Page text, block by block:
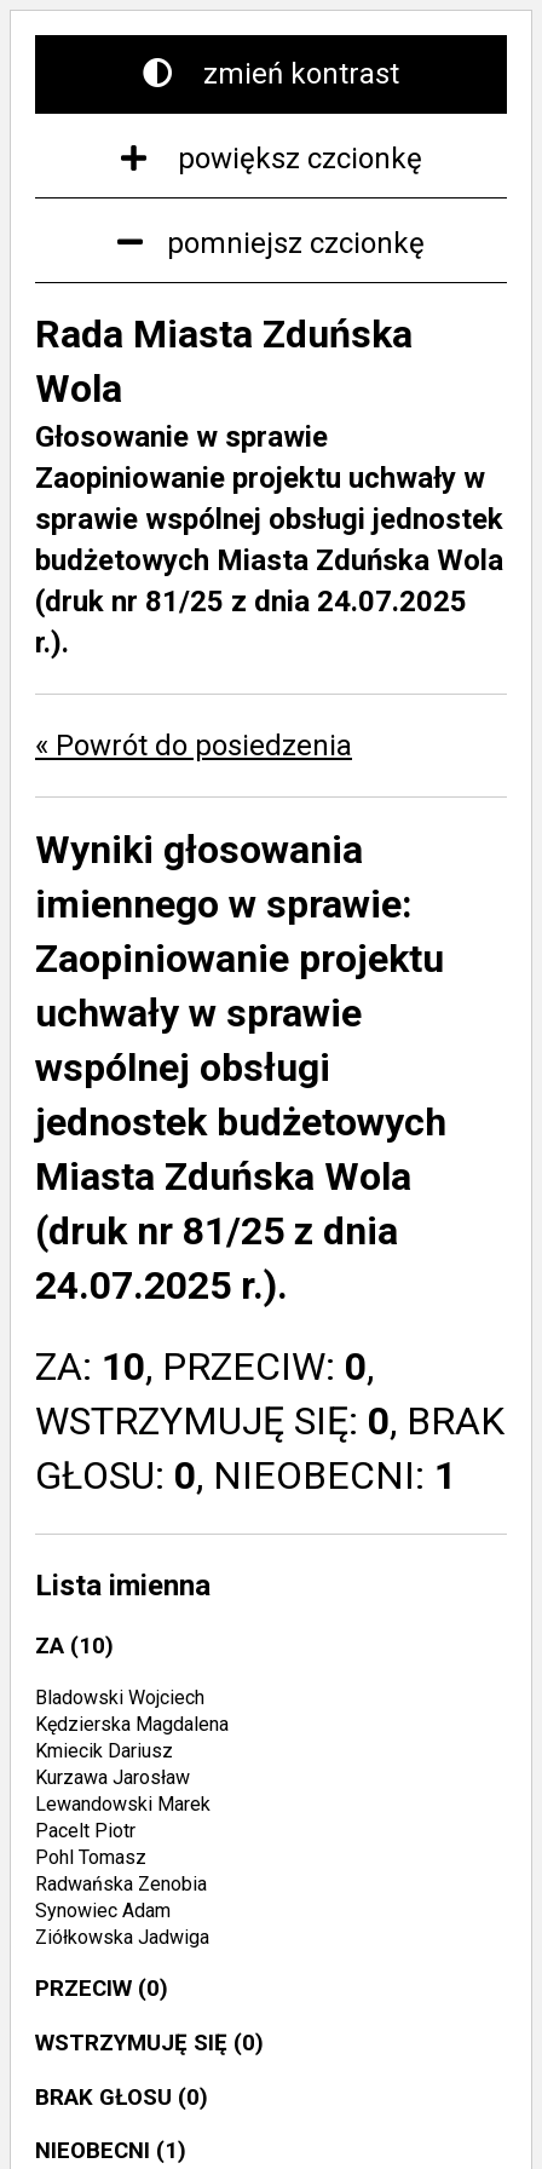
zmień kontrast
powiększ czcionkę
pomniejsz czcionkę
Rada Miasta Zduńska
Wola
Głosowanie w sprawie
Zaopiniowanie projektu uchwały w
sprawie wspólnej obsługi jednostek
budżetowych Miasta Zduńska Wola
(druk nr 81/25 z dnia 24.07.2025
r.).
« Powrót do posiedzenia
Wyniki głosowania
imiennego w sprawie:
Zaopiniowanie projektu
uchwały w sprawie
wspólnej obsługi
jednostek budżetowych
Miasta Zduńska Wola
(druk nr 81/25 z dnia
24.07.2025 r.).
ZA: 10, PRZECIW: 0,
WSTRZYMUJĘ SIĘ: 0, BRAK
GŁOSU: 0, NIEOBECNI: 1
Lista imienna
ZA (10)
Bladowski Wojciech
Kędzierska Magdalena
Kmiecik Dariusz
Kurzawa Jarosław
Lewandowski Marek
Pacelt Piotr
Pohl Tomasz
Radwańska Zenobia
Synowiec Adam
Ziółkowska Jadwiga
PRZECIW (0)
WSTRZYMUJĘ SIĘ (0)
BRAK GŁOSU (0)
NIEOBECNI (1)